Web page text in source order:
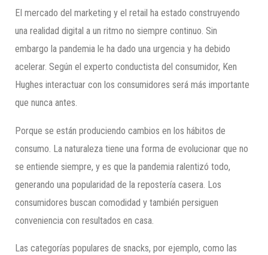
El mercado del marketing y el retail ha estado construyendo
una realidad digital a un ritmo no siempre continuo. Sin
embargo la pandemia le ha dado una urgencia y ha debido
acelerar. Según el experto conductista del consumidor, Ken
Hughes interactuar con los consumidores será más importante
que nunca antes.
Porque se están produciendo cambios en los hábitos de
consumo. La naturaleza tiene una forma de evolucionar que no
se entiende siempre, y es que la pandemia ralentizó todo,
generando una popularidad de la repostería casera. Los
consumidores buscan comodidad y también persiguen
conveniencia con resultados en casa.
Las categorías populares de snacks, por ejemplo, como las